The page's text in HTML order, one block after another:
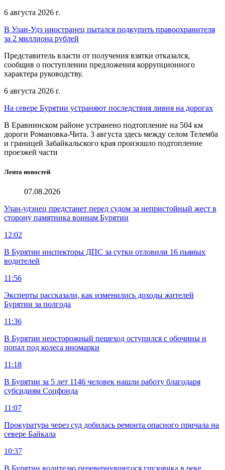
6 августа 2026 г.
В Улан-Удэ иностранец пытался подкупить правоохранителя
за 2 миллиона рублей
Представитель власти от получения взятки отказался,
сообщив о поступлении предложения коррупционного
характера руководству.
6 августа 2026 г.
На севере Бурятии устраняют последствия ливня на дорогах
В Еравнинском районе устранено подтопление на 504 км
дороги Романовка-Чита. 3 августа здесь между селом Телемба
и границей Забайкальского края произошло подтопление
проезжей части
Лента новостей
07.08.2026
Улан-удэнец предстанет перед судом за непристойный жест в
сторону памятника воинам Бурятии
12:02
В Бурятии инспекторы ДПС за сутки отловили 16 пьяных
водителей
11:56
Эксперты рассказали, как изменились доходы жителей
Бурятии за полгода
11:36
В Бурятии неосторожный пешеход оступился с обочины и
попал под колеса иномарки
11:18
В Бурятии за 5 лет 1146 человек нашли работу благодаря
субсидиям Соцфонда
11:07
Прокуратура через суд добилась ремонта опасного причала на
севере Байкала
10:37